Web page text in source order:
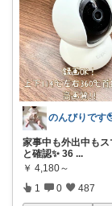
家事中も外出中もス
と確認✨ 36 ...
￥ 4,180～
1 0 487